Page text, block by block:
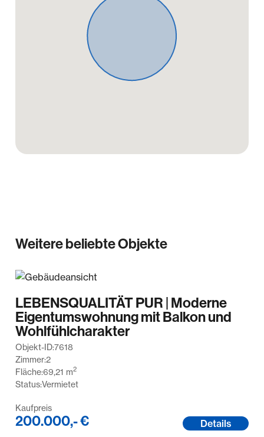
Weitere beliebte Objekte
LEBENSQUALITÄT PUR | Moderne
Eigentumswohnung mit Balkon und
Wohlfühlcharakter
Objekt-ID:7618
Zimmer:2
Fläche:69,21 m2
Status:Vermietet
Kaufpreis
200.000,- € Details